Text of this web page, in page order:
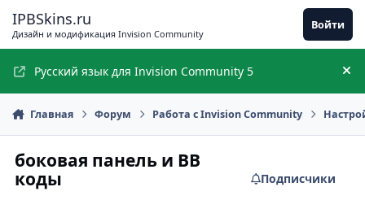
IPBSkins.ru
Дизайн и модификация Invision Community
Войти
Русский язык для Invision Community 5
Главная Форум Работа с Invision Community
боковая панель и BB
коды
Подписчики